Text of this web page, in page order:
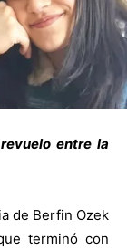
entre la
de Berfin Ozek
terminó con